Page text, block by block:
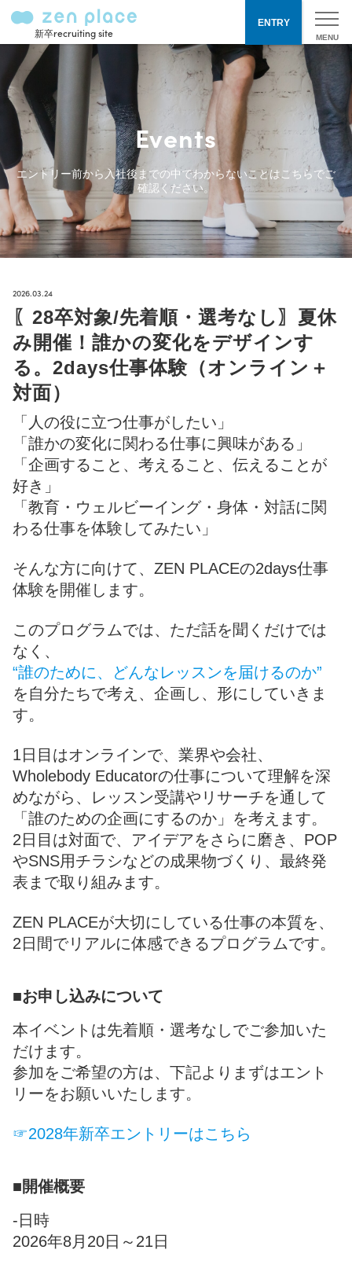
新卒recruiting site
ENTRY
Events
エントリー前から入社後までの中でわからないことはこちらでご
確認ください。
2026.03.24
〖28卒対象/先着順・選考なし〗夏休
み開催！誰かの変化をデザインす
る。2days仕事体験（オンライン＋
対面）
「人の役に立つ仕事がしたい」
「誰かの変化に関わる仕事に興味がある」
「企画すること、考えること、伝えることが
好き」
「教育・ウェルビーイング・身体・対話に関
わる仕事を体験してみたい」
そんな方に向けて、ZEN PLACEの2days仕事
体験を開催します。
このプログラムでは、ただ話を聞くだけでは
なく、
“誰のために、どんなレッスンを届けるのか”
を自分たちで考え、企画し、形にしていきま
す。
1日目はオンラインで、業界や会社、
Wholebody Educatorの仕事について理解を深
めながら、レッスン受講やリサーチを通して
「誰のための企画にするのか」を考えます。
2日目は対面で、アイデアをさらに磨き、POP
やSNS用チラシなどの成果物づくり、最終発
表まで取り組みます。
ZEN PLACEが大切にしている仕事の本質を、
2日間でリアルに体感できるプログラムです。
■お申し込みについて
本イベントは先着順・選考なしでご参加いた
だけます。
参加をご希望の方は、下記よりまずはエント
リーをお願いいたします。
☞2028年新卒エントリーはこちら
■開催概要
‐日時
2026年8月20日～21日